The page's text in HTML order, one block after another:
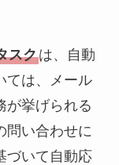
スクは、自動
ては、メール
が挙げられる
問い合わせに
づいて自動応